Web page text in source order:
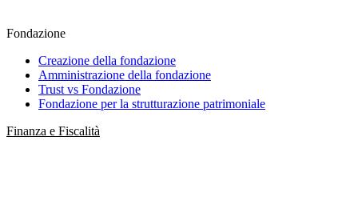
Fondazione
Creazione della fondazione
Amministrazione della fondazione
Trust vs Fondazione
Fondazione per la strutturazione patrimoniale
Finanza e Fiscalità